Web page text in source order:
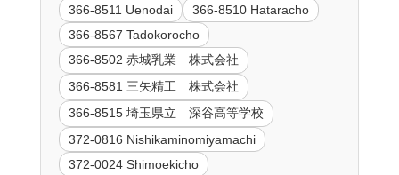
366-8511 Uenodai
366-8510 Hataracho
366-8567 Tadokorocho
366-8502 赤城乳業 株式会社
366-8581 三矢精工 株式会社
366-8515 埼玉県立 深谷高等学校
372-0816 Nishikaminomiyamachi
372-0024 Shimoekicho